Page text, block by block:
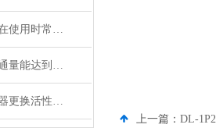
移动式袋式过滤器在使用时常见的3个问题
液体除菌过滤器的通量能达到多少？
不锈钢活性炭过滤器更换活性炭的步骤与注意事项
上一篇： DL-